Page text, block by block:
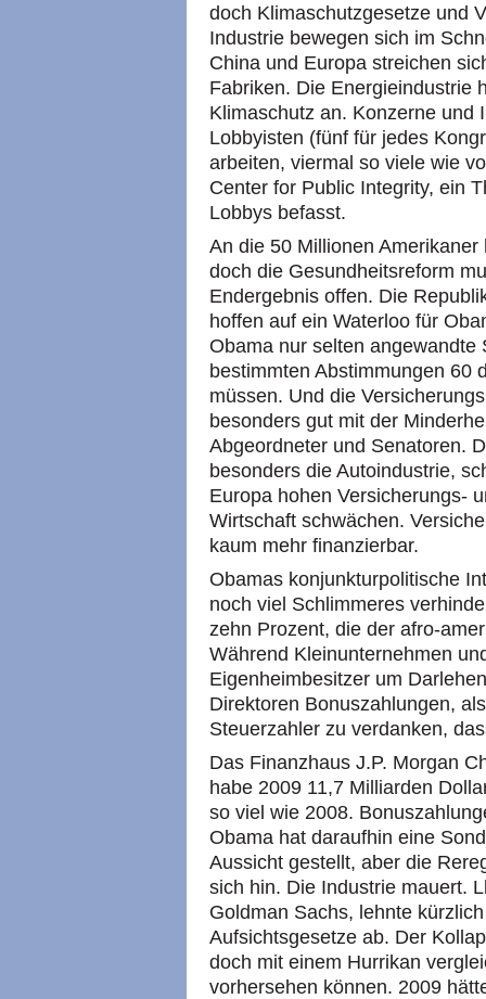
doch Klimaschutzgesetze und
Industrie bewegen sich im
China und Europa streichen
Fabriken. Die Energieindustrie
Klimaschutz an. Konzerne und
Lobbyisten (fünf für jedes
arbeiten, viermal so viele wie
Center for Public Integrity, ein
Lobbys befasst.
An die 50 Millionen
doch die Gesundheitsreform
Endergebnis offen. Die
hoffen auf ein Waterloo für
Obama nur selten
bestimmten Abstimmungen 60
müssen. Und die
besonders gut mit der
Abgeordneter und Senatoren.
besonders die Autoindustrie,
Europa hohen Versicherungs-
Wirtschaft schwächen.
kaum mehr finanzierbar.
Obamas konjunkturpolitische
noch viel Schlimmeres
zehn Prozent, die der afro-
Während Kleinunternehmen
Eigenheimbesitzer um
Direktoren Bonuszahlungen,
Steuerzahler zu verdanken,
Das Finanzhaus J.P. Morgan
habe 2009 11,7 Milliarden
so viel wie 2008.
Obama hat daraufhin eine
Aussicht gestellt, aber die
sich hin. Die Industrie mauert.
Goldman Sachs, lehnte
Aufsichtsgesetze ab. Der
doch mit einem Hurrikan
vorhersehen können. 2009